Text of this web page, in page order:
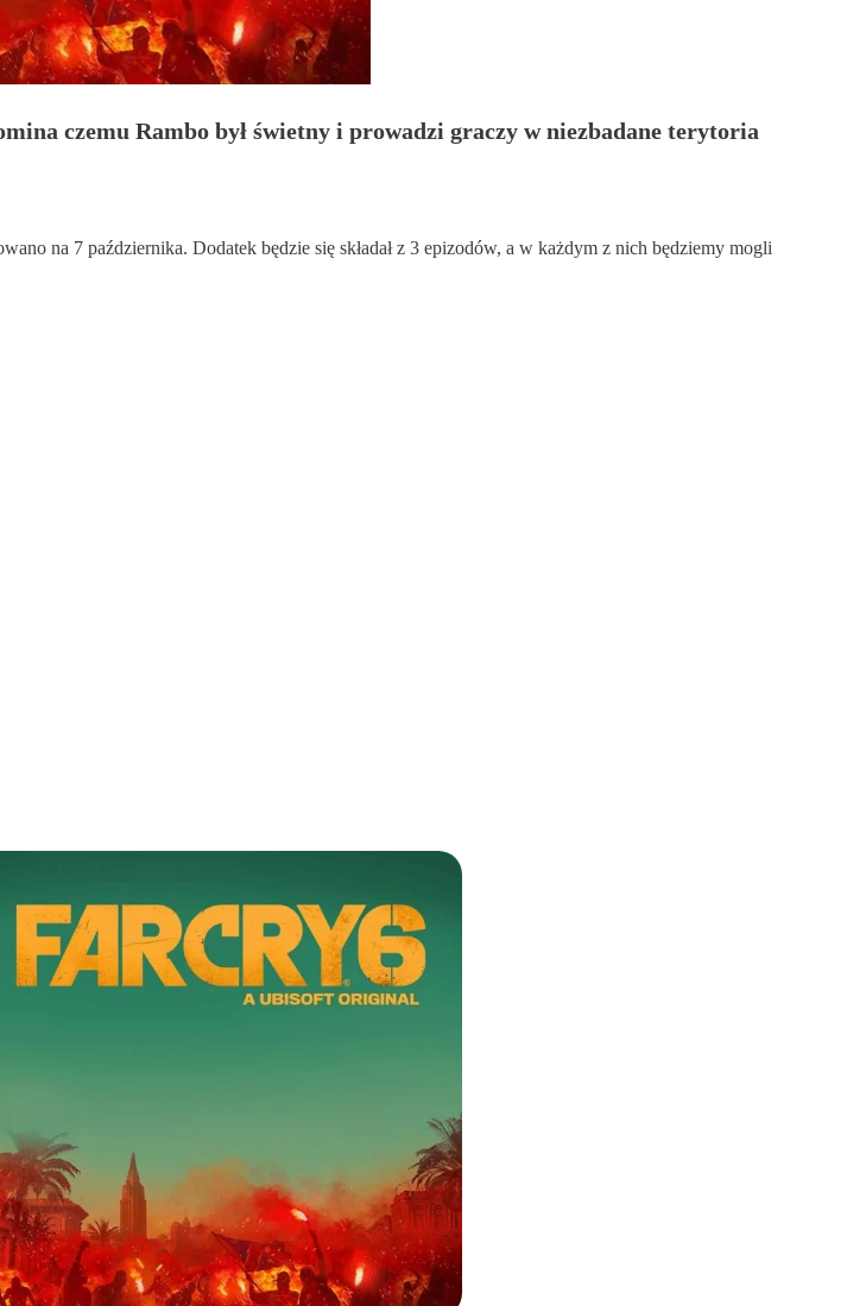
czemu Rambo był świetny i prowadzi graczy w niezbadane terytoria
na 7 października. Dodatek będzie się składał z 3 epizodów, a w każdym z nich będziemy mogli